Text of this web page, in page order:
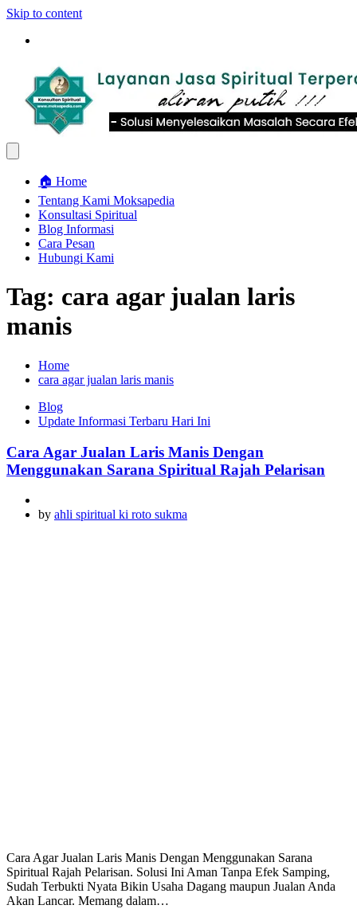
Skip to content
🏠 Home
Tentang Kami Moksapedia
Konsultasi Spiritual
Blog Informasi
Cara Pesan
Hubungi Kami
Tag: cara agar jualan laris
manis
Home
cara agar jualan laris manis
Blog
Update Informasi Terbaru Hari Ini
Cara Agar Jualan Laris Manis Dengan
Menggunakan Sarana Spiritual Rajah Pelarisan
by ahli spiritual ki roto sukma
Cara Agar Jualan Laris Manis Dengan Menggunakan Sarana
Spiritual Rajah Pelarisan. Solusi Ini Aman Tanpa Efek Samping,
Sudah Terbukti Nyata Bikin Usaha Dagang maupun Jualan Anda
Akan Lancar. Memang dalam…